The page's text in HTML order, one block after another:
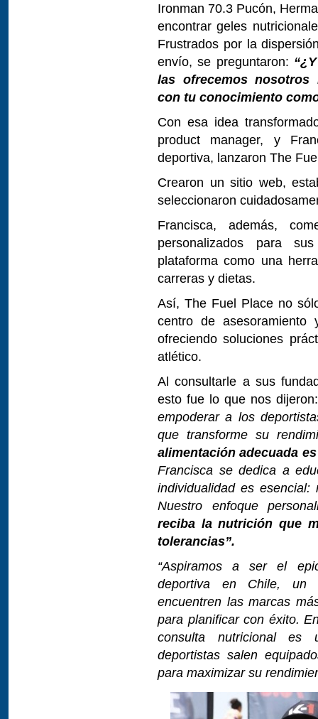
Ironman 70.3 Pucón,
encontrar geles
Frustrados por la
envío, se preguntaron:
las ofrecemos nosotros
con tu conocimiento
Con esa idea
product manager, y
deportiva, lanzaron The
Crearon un sitio web,
seleccionaron
Francisca, además,
personalizados para
plataforma como una
carreras y dietas.
Así, The Fuel Place no
centro de asesoramiento
ofreciendo soluciones
atlético.
Al consultarle a sus
esto fue lo que nos
empoderar a los
que transforme su
alimentación adecuada
Francisca se dedica a
individualidad es
Nuestro enfoque
reciba la nutrición que
tolerancias”.
“Aspiramos a ser el
deportiva en Chile, un
encuentren las marcas
para planificar con éxito.
consulta nutricional es
deportistas salen
para maximizar su